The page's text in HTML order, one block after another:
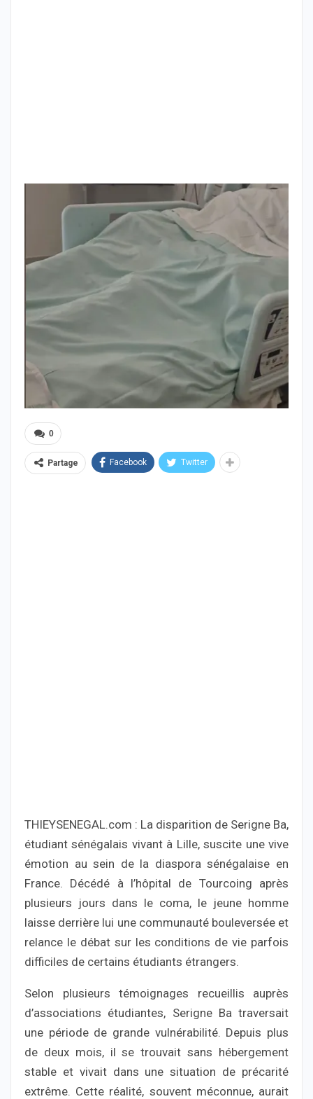
0
Partage Facebook Twitter
THIEYSENEGAL.com : La disparition de Serigne Ba,
étudiant sénégalais vivant à Lille, suscite une vive
émotion au sein de la diaspora sénégalaise en
France. Décédé à l’hôpital de Tourcoing après
plusieurs jours dans le coma, le jeune homme
laisse derrière lui une communauté bouleversée et
relance le débat sur les conditions de vie parfois
difficiles de certains étudiants étrangers.
Selon plusieurs témoignages recueillis auprès
d’associations étudiantes, Serigne Ba traversait
une période de grande vulnérabilité. Depuis plus
de deux mois, il se trouvait sans hébergement
stable et vivait dans une situation de précarité
extrême. Cette réalité, souvent méconnue, aurait